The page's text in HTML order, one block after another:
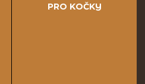
PRO KOČKY